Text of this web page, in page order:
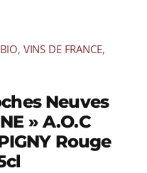
, VINS DE FRANCE,
Neuves
» A.O.C
Rouge